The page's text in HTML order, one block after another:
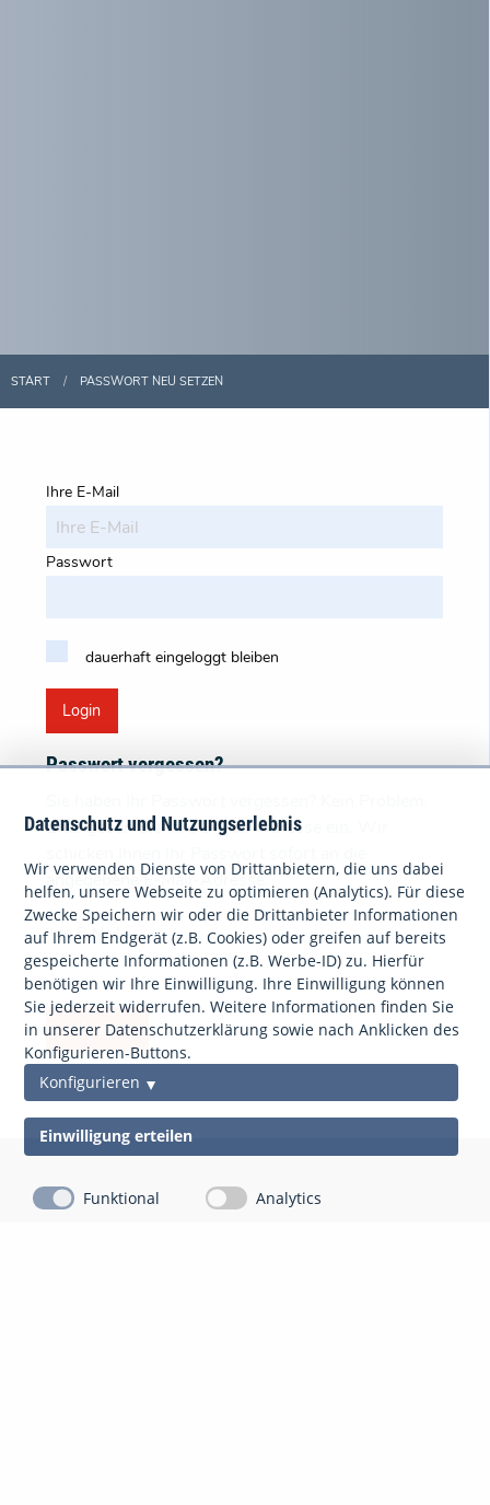
START PASSWORT NEU SETZEN
Ihre E-Mail
Passwort
dauerhaft eingeloggt bleiben
Login
Passwort vergessen?
Bitte geben Sie Ihre E-Mail-Adresse ein. Wir
angegebene E-Mail-Adresse.
Ihre E-Mail
anfordern
Datenschutz und Nutzungserlebnis
Wir verwenden Dienste von Drittanbietern, die uns dabei
helfen, unsere Webseite zu optimieren (Analytics). Für diese
Zwecke Speichern wir oder die Drittanbieter Informationen
auf Ihrem Endgerät (z.B. Cookies) oder greifen auf bereits
gespeicherte Informationen (z.B. Werbe-ID) zu. Hierfür
benötigen wir Ihre Einwilligung. Ihre Einwilligung können
Sie jederzeit widerrufen. Weitere Informationen finden Sie
in unserer Datenschutzerklärung sowie nach Anklicken des
Konfigurieren-Buttons.
Konfigurieren
Einwilligung erteilen
Funktional Analytics